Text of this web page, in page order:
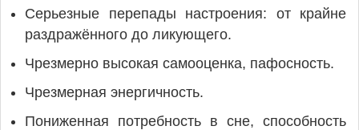
Серьезные перепады настроения: от крайне
раздражённого до ликующего.
Чрезмерно высокая самооценка, пафосность.
Чрезмерная энергичность.
Пониженная потребность в сне, способность